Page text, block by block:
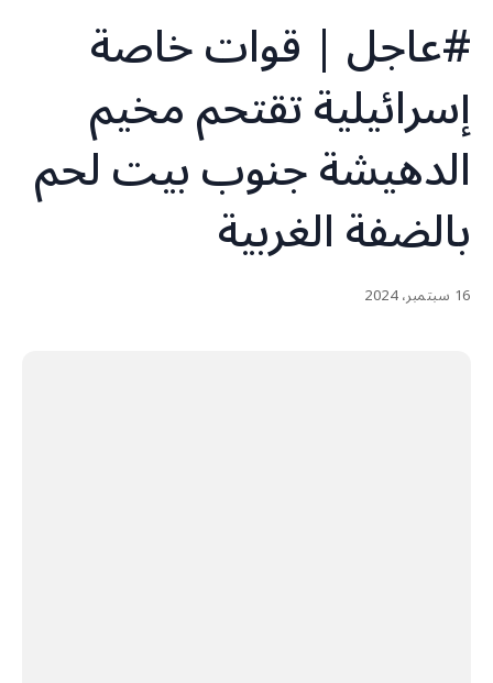
‏‎#عاجل | قوات خاصة
إسرائيلية تقتحم مخيم
الدهيشة جنوب بيت لحم
بالضفة الغربية
16 سبتمبر، 2024